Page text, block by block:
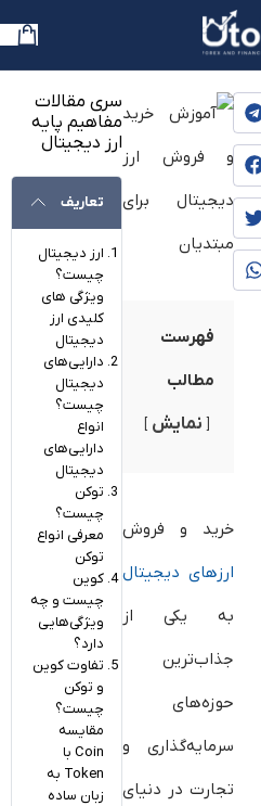
فهرست
مطالب
نمایش
خرید و فروش
ارزهای دیجیتال
به یکی از
جذاب‌ترین
حوزه‌های
سرمایه‌گذاری و
تجارت در دنیای
سری مقالات
مفاهیم پایه
ارز دیجیتال
تعاریف
ارز دیجیتال
چیست؟
ویژگی های
کلیدی ارز
دیجیتال
دارایی‌های
دیجیتال
چیست؟
انواع
دارایی‌های
دیجیتال
توکن
چیست؟
معرفی انواع
توکن
کوین
چیست و چه
ویژگی‌هایی
دارد؟
تفاوت کوین
و توکن
چیست؟
مقایسه
Coin با
Token به
زبان ساده